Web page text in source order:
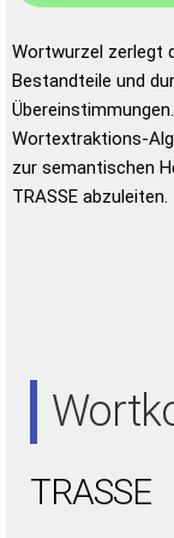
Wortwurzel zerlegt
Bestandteile und
Wortextraktions-
zur semantischen
TRASSE abzuleiten.
TRASSE